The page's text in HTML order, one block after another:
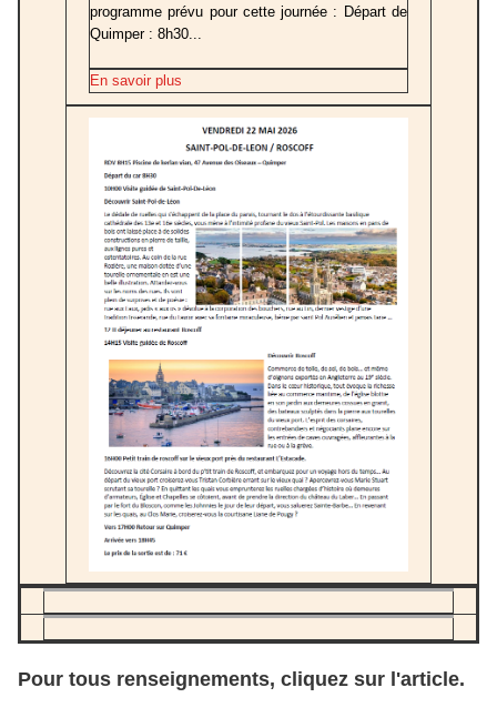
programme prévu pour cette journée : Départ de
Quimper : 8h30...
En savoir plus
Pour tous renseignements, cliquez sur l'article.